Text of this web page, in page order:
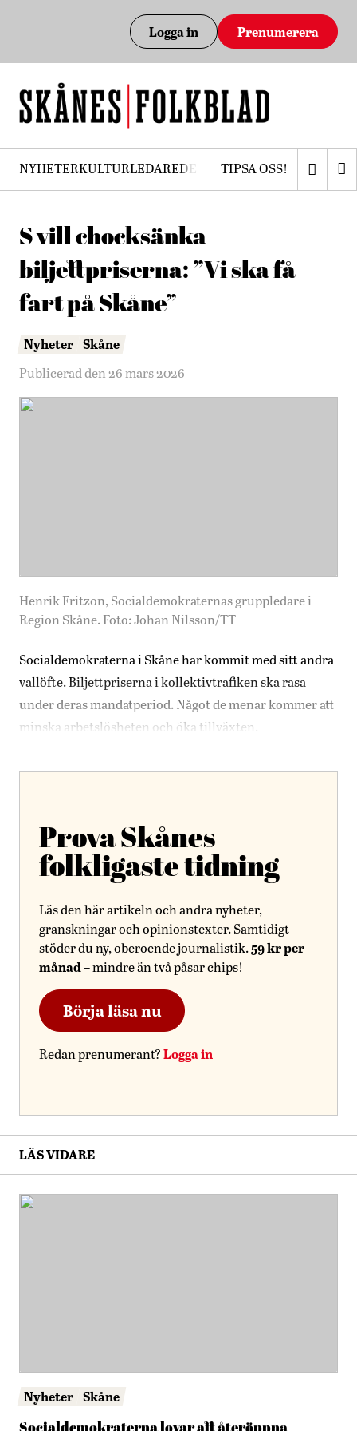
Logga in Prenumerera
NYHETERKULTURLEDAREDEBATTPRENUMERERA
TIPSA OSS!
S vill chocksänka
biljettpriserna: ”Vi ska få
fart på Skåne”
Nyheter Skåne
Publicerad den 26 mars 2026
Henrik Fritzon, Socialdemokraternas gruppledare i
Region Skåne. Foto: Johan Nilsson/TT
Socialdemokraterna i Skåne har kommit med sitt andra
vallöfte. Biljettpriserna i kollektivtrafiken ska rasa
under deras mandatperiod. Något de menar kommer att
minska arbetslösheten och öka tillväxten.
Prova Skånes
folkligaste tidning
Läs den här artikeln och andra nyheter,
granskningar och opinionstexter. Samtidigt
stöder du ny, oberoende journalistik.59 kr per
månad– mindre än två påsar chips!
Börja läsa nu
Redan prenumerant?Logga in
LÄS VIDARE
Nyheter Skåne